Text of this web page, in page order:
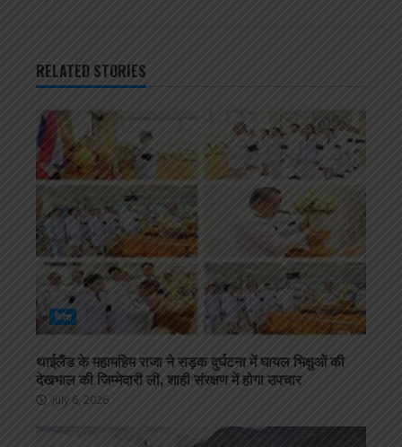
RELATED STORIES
विदेश
थाईलैंड के महामहिम राजा ने सड़क दुर्घटना में घायल भिक्षुओं की
देखभाल की जिम्मेदारी ली, शाही संरक्षण में होगा उपचार
July 6, 2026